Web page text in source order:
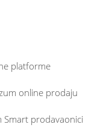
platforme
online prodaju
Smart prodavaonici